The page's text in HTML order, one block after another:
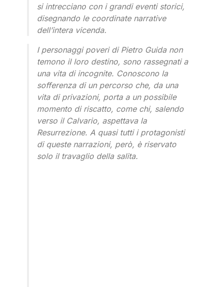
si intrecciano con i grandi eventi storici,
disegnando le coordinate narrative
dell’intera vicenda.
I personaggi poveri di Pietro Guida non
temono il loro destino, sono rassegnati a
una vita di incognite. Conoscono la
sofferenza di un percorso che, da una
vita di privazioni, porta a un possibile
momento di riscatto, come chi, salendo
verso il Calvario, aspettava la
Resurrezione. A quasi tutti i protagonisti
di queste narrazioni, però, è riservato
solo il travaglio della salita.